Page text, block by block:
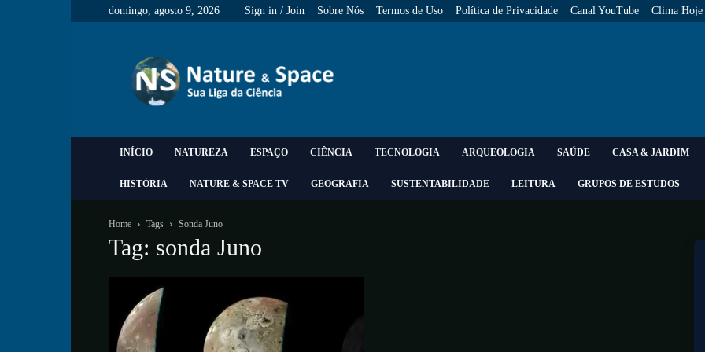
domingo, agosto 9, 2026 Sign in / Join Sobre Nós Termos de Uso Política de Privacidade Canal YouTube Clima Hoje
&
Space
INÍCIO NATUREZA ESPAÇO CIÊNCIA TECNOLOGIA ARQUEOLOGIA SAÚDE CASA & JARDIM
HISTÓRIA NATURE & SPACE TV GEOGRAFIA SUSTENTABILIDADE LEITURA GRUPOS DE ESTUDOS
Home Tags Sonda Juno
Tag: sonda Juno